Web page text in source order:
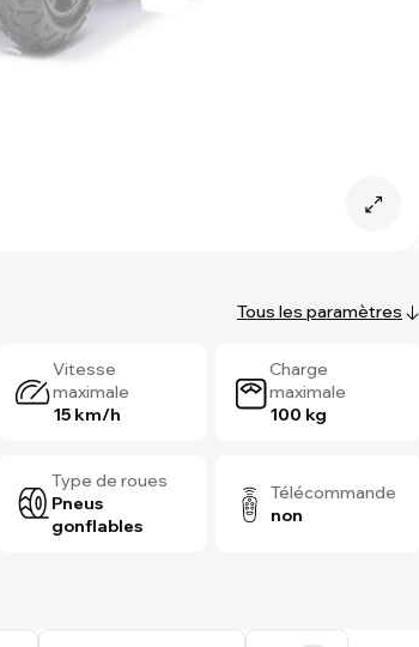
Tous les paramètres
Vitesse
maximale
15 km/h
Charge
maximale
100 kg
Type de roues
Pneus
gonflables
Télécommande
non